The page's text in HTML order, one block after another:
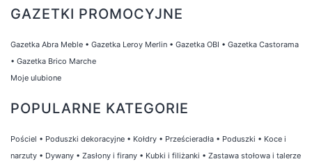
GAZETKI PROMOCYJNE
Gazetka Abra Meble • Gazetka Leroy Merlin • Gazetka OBI • Gazetka Castorama
• Gazetka Brico Marche
Moje ulubione
POPULARNE KATEGORIE
Pościel • Poduszki dekoracyjne • Kołdry • Prześcieradła • Poduszki • Koce i
narzuty • Dywany • Zasłony i firany • Kubki i filiżanki • Zastawa stołowa i talerze